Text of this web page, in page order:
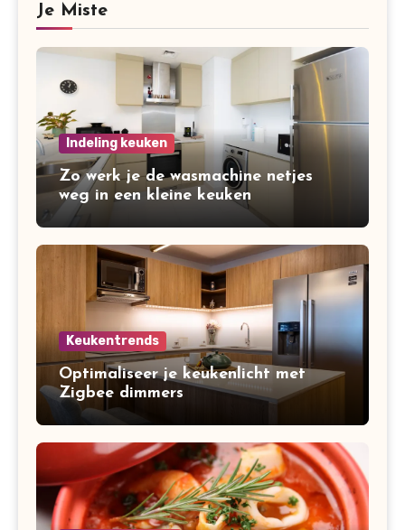
Je Miste
Indeling keuken
Zo werk je de wasmachine netjes
weg in een kleine keuken
Keukentrends
Optimaliseer je keukenlicht met
Zigbee dimmers